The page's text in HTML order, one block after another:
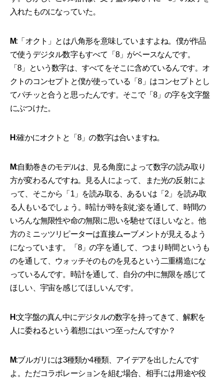
入れたものになっていた。
M:「オクト」とは八角形を意味していますよね。僕が作品
で使うデジタル数字もすべて「8」がベースなんです。
「8」という数字は、すべてをそこに含めているんです。オ
クトのコンセプトと僕が使っている「8」はコンセプトとし
てパチッと合うと思ったんです。そこで「8」の字を文字盤
にぶつけた。
H:確かにオクトと「8」の数字は合いますね。
M:自動巻きのモデルは、見る角度によって数字の読み取り
方が変わるんですね。見る人によって、また光の反射によ
って、そこから「1」を読み取る、あるいは「2」を読み取
る人もいるでしょう。時計が時を刻む姿を通して、時間の
いろんな無限性や命の無限に思いを馳せてほしいなと。他
方のミニッツリピーターは直接ムーブメントが見えるよう
になっています。「8」の字を通して、つまり時間というも
のを通して、ウォッチそのものを見るという二重構造にな
っているんです。時計を通して、自分の中に無限を感じて
ほしい、宇宙を感じてほしいんです。
H:文字盤の真ん中にデジタルの数字を持ってきて、解釈を
人に委ねるという着想にはいつ至ったんですか？
M:ブルガリには3種類か4種類、アイデアを出したんです
よ。ただコラボレーションを組む場合、相手には用途や役